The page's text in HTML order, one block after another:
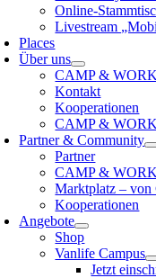
Online-
Livestream
Places
Über uns
CAMP &
Kontakt
Kooperationen
CAMP &
Partner & Community
Partner
CAMP &
Marktplatz – von
Kooperationen
Angebote
Shop
Vanlife Campus
Jetzt